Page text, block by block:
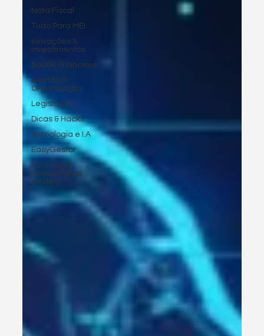
Nota Fiscal
Tudo Para MEI
Inovações &
investimentos
Saúde financeira
Gestão &
Organização
Legislação
Dicas & Hacks
Tecnologia e I.A
EasyGestor
nota fiscal
pessoa fisica,
emitir n